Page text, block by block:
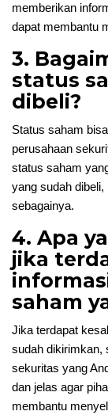
memberikan
dapat membantu
3.
status
dibeli?
Status saham
perusahaan
status saham
yang sudah
sebagainya.
4. Apa
jika
saham
Jika terdapat
sudah dikirimkan,
sekuritas yang
dan jelas agar
membantu